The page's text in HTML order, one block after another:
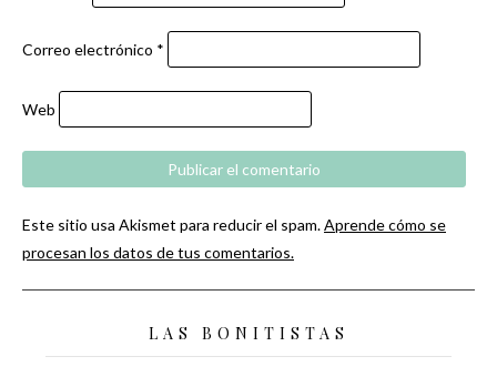
Correo electrónico *
Web
Este sitio usa Akismet para reducir el spam.Aprende cómo se
procesan los datos de tus comentarios.
LAS BONITISTAS